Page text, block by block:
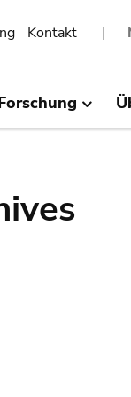
Kontakt